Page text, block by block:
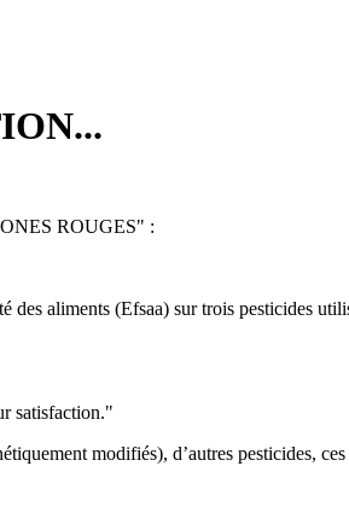
ROUGES" :
aliments (Efsaa) sur trois pesticides
satisfaction."
modifiés), d’autres pesticides,